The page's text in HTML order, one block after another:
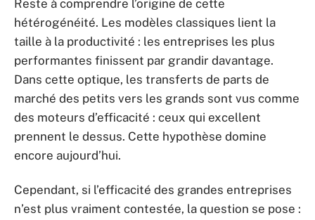
Reste à comprendre l’origine de cette
hétérogénéité. Les modèles classiques lient la
taille à la productivité : les entreprises les plus
performantes finissent par grandir davantage.
Dans cette optique, les transferts de parts de
marché des petits vers les grands sont vus comme
des moteurs d’efficacité : ceux qui excellent
prennent le dessus. Cette hypothèse domine
encore aujourd’hui.
Cependant, si l’efficacité des grandes entreprises
n’est plus vraiment contestée, la question se pose :